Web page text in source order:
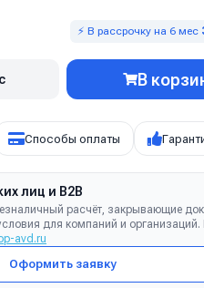
⚡ В рассрочку на 6 мес
В
Способы оплаты
лиц и B2B
расчёт, закрывающие
для компаний и организаций.
avd.ru
Оформить заявку